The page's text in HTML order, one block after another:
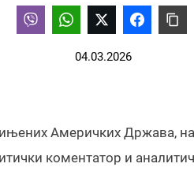
04.03.2026
Америчких Држава,
коментатор и